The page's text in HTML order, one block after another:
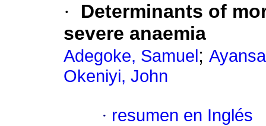
·
Determinants of
severe anaemia
Adegoke, Samuel ;
Okeniyi, John
· resumen en Inglés